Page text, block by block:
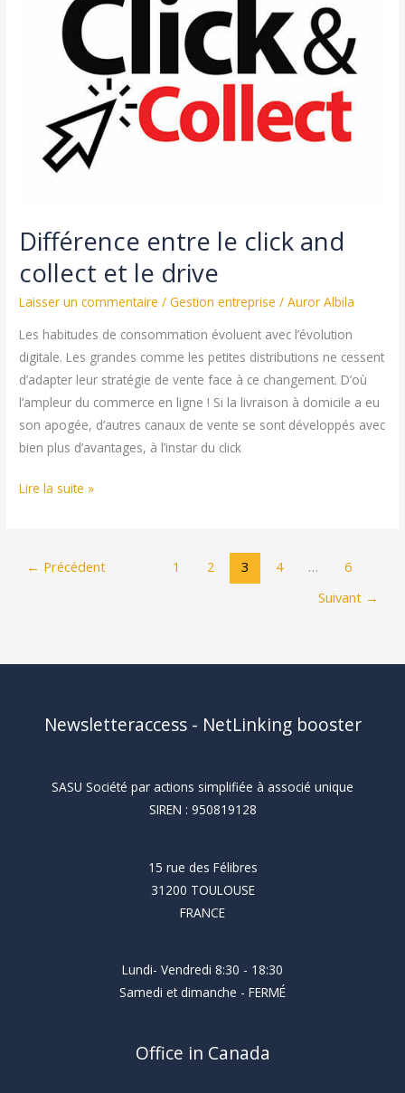
business
Différence entre le click and
collect et le drive
Laisser un commentaire /Gestion entreprise /Auror Albila
Les habitudes de consommation évoluent avec l’évolution
digitale. Les grandes comme les petites distributions ne cessent
d’adapter leur stratégie de vente face à ce changement. D’où
l’ampleur du commerce en ligne ! Si la livraison à domicile a eu
son apogée, d’autres canaux de vente se sont développés avec
bien plus d’avantages, à l’instar du click
Différence
drive
Lire la suite »
← Précédent 1 2 3 4 …
6
Suivant →
Newsletteraccess - NetLinking booster
SASU Société par actions simplifiée à associé unique
SIREN : 950819128
15 rue des Félibres
31200 TOULOUSE
FRANCE
Lundi- Vendredi 8:30 - 18:30
Samedi et dimanche - FERMÉ
Office in Canada